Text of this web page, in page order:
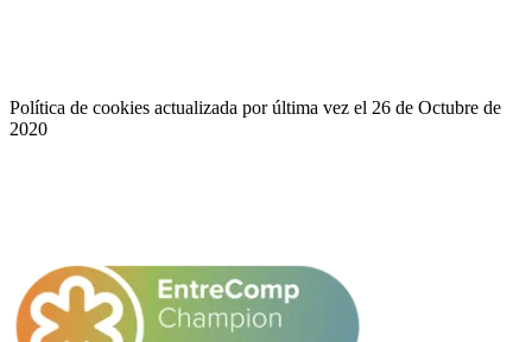
Política de cookies actualizada por última vez el 26 de Octubre de
2020